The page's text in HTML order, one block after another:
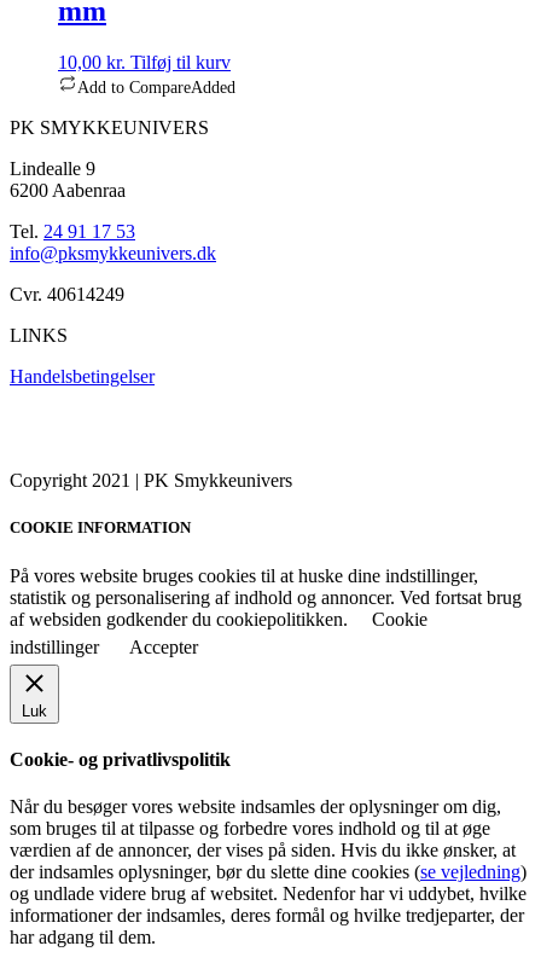
mm
10,00 kr. Tilføj til kurv
Add to CompareAdded
PK SMYKKEUNIVERS
Lindealle 9
6200 Aabenraa
Tel. 24 91 17 53
info@pksmykkeunivers.dk
Cvr. 40614249
LINKS
Handelsbetingelser
Copyright 2021 | PK Smykkeunivers
COOKIE INFORMATION
På vores website bruges cookies til at huske dine indstillinger,
statistik og personalisering af indhold og annoncer. Ved fortsat brug
af websiden godkender du cookiepolitikken.
Cookie
indstillinger
Accepter
Luk
Cookie- og privatlivspolitik
Når du besøger vores website indsamles der oplysninger om dig,
som bruges til at tilpasse og forbedre vores indhold og til at øge
værdien af de annoncer, der vises på siden. Hvis du ikke ønsker, at
der indsamles oplysninger, bør du slette dine cookies (se vejledning)
og undlade videre brug af websitet. Nedenfor har vi uddybet, hvilke
informationer der indsamles, deres formål og hvilke tredjeparter, der
har adgang til dem.